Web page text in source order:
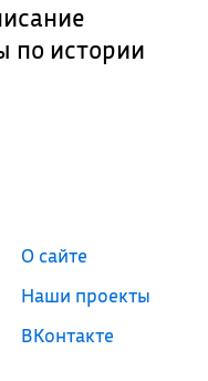
по истории
О сайте
Наши проекты
ВКонтакте